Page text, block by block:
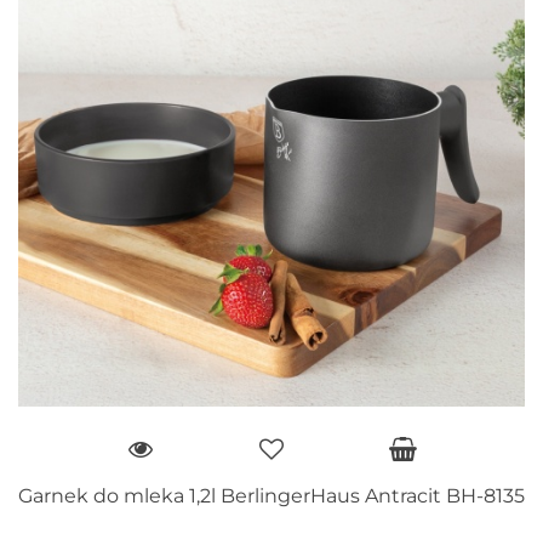
Garnek do mleka 1,2l BerlingerHaus Antracit BH-8135